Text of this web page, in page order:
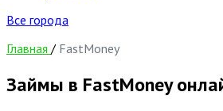
Все города
Главная / FastMoney
Займы в FastMoney